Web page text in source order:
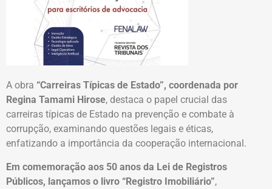
A obra “Carreiras Típicas de Estado”, coordenada por
Regina Tamami Hirose, destaca o papel crucial das
carreiras típicas de Estado na prevenção e combate à
corrupção, examinando questões legais e éticas,
enfatizando a importância da cooperação internacional.
Em comemoração aos 50 anos da Lei de Registros
Públicos, lançamos o livro “Registro Imobiliário”,